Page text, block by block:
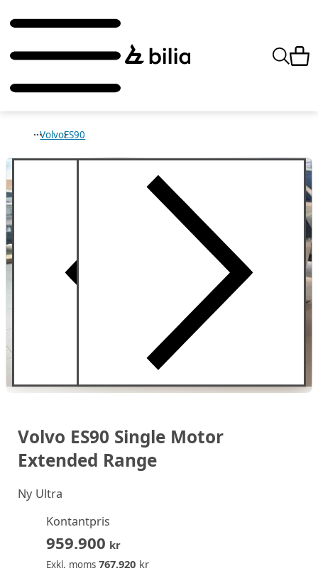
VolvoES90
Volvo ES90 Single Motor
Extended Range
NyUltra
Kontantpris
959.900 kr
Exkl. moms 767.920kr